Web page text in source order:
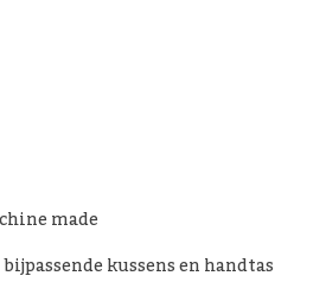
made
kussens en handtas